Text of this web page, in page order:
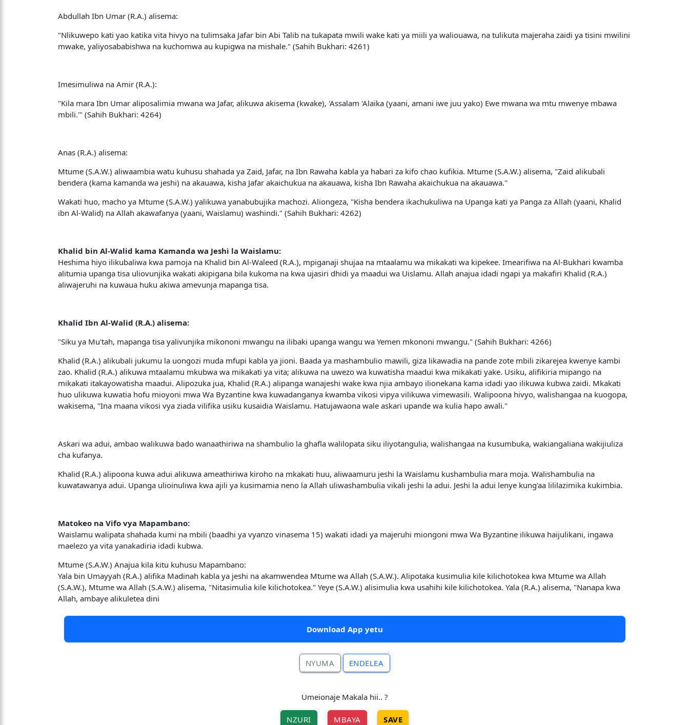
Abdullah Ibn Umar (R.A.) alisema:
"Nlikuwepo kati yao katika vita hivyo na tulimsaka Jafar bin Abi Talib na tukapata mwili wake kati ya miili ya waliouawa, na tulikuta majeraha zaidi ya tisini mwilini
mwake, yaliyosababishwa na kuchomwa au kupigwa na mishale." (Sahih Bukhari: 4261)
Imesimuliwa na Amir (R.A.):
"Kila mara Ibn Umar aliposalimia mwana wa Jafar, alikuwa akisema (kwake), 'Assalam 'Alaika (yaani, amani iwe juu yako) Ewe mwana wa mtu mwenye mbawa
mbili.'" (Sahih Bukhari: 4264)
Anas (R.A.) alisema:
Mtume (S.A.W.) aliwaambia watu kuhusu shahada ya Zaid, Jafar, na Ibn Rawaha kabla ya habari za kifo chao kufikia. Mtume (S.A.W.) alisema, "Zaid alikubali
bendera (kama kamanda wa jeshi) na akauawa, kisha Jafar akaichukua na akauawa, kisha Ibn Rawaha akaichukua na akauawa."
Wakati huo, macho ya Mtume (S.A.W.) yalikuwa yanabubujika machozi. Aliongeza, "Kisha bendera ikachukuliwa na Upanga kati ya Panga za Allah (yaani, Khalid
ibn Al-Walid) na Allah akawafanya (yaani, Waislamu) washindi." (Sahih Bukhari: 4262)
Khalid bin Al-Walid kama Kamanda wa Jeshi la Waislamu:
Heshima hiyo ilikubaliwa kwa pamoja na Khalid bin Al-Waleed (R.A.), mpiganaji shujaa na mtaalamu wa mikakati wa kipekee. Imearifiwa na Al-Bukhari kwamba
alitumia upanga tisa uliovunjika wakati akipigana bila kukoma na kwa ujasiri dhidi ya maadui wa Uislamu. Allah anajua idadi ngapi ya makafiri Khalid (R.A.)
aliwajeruhi na kuwaua huku akiwa amevunja mapanga tisa.
Khalid Ibn Al-Walid (R.A.) alisema:
"Siku ya Mu'tah, mapanga tisa yalivunjika mikononi mwangu na ilibaki upanga wangu wa Yemen mkononi mwangu." (Sahih Bukhari: 4266)
Khalid (R.A.) alikubali jukumu la uongozi muda mfupi kabla ya jioni. Baada ya mashambulio mawili, giza likawadia na pande zote mbili zikarejea kwenye kambi
zao. Khalid (R.A.) alikuwa mtaalamu mkubwa wa mikakati ya vita; alikuwa na uwezo wa kuwatisha maadui kwa mikakati yake. Usiku, alifikiria mipango na
mikakati itakayowatisha maadui. Alipozuka jua, Khalid (R.A.) alipanga wanajeshi wake kwa njia ambayo ilionekana kama idadi yao ilikuwa kubwa zaidi. Mkakati
huo ulikuwa kuwatia hofu mioyoni mwa Wa Byzantine kwa kuwadanganya kwamba vikosi vipya vilikuwa vimewasili. Walipoona hivyo, walishangaa na kuogopa,
wakisema, "Ina maana vikosi vya ziada vilifika usiku kusaidia Waislamu. Hatujawaona wale askari upande wa kulia hapo awali."
Askari wa adui, ambao walikuwa bado wanaathiriwa na shambulio la ghafla walilopata siku iliyotangulia, walishangaa na kusumbuka, wakiangaliana wakijiuliza
cha kufanya.
Khalid (R.A.) alipoona kuwa adui alikuwa ameathiriwa kiroho na mkakati huu, aliwaamuru jeshi la Waislamu kushambulia mara moja. Walishambulia na
kuwatawanya adui. Upanga ulioinuliwa kwa ajili ya kusimamia neno la Allah uliwashambulia vikali jeshi la adui. Jeshi la adui lenye kung'aa lililazimika kukimbia.
Matokeo na Vifo vya Mapambano:
Waislamu walipata shahada kumi na mbili (baadhi ya vyanzo vinasema 15) wakati idadi ya majeruhi miongoni mwa Wa Byzantine ilikuwa haijulikani, ingawa
maelezo ya vita yanakadiria idadi kubwa.
Mtume (S.A.W.) Anajua kila kitu kuhusu Mapambano:
Yala bin Umayyah (R.A.) alifika Madinah kabla ya jeshi na akamwendea Mtume wa Allah (S.A.W.). Alipotaka kusimulia kile kilichotokea kwa Mtume wa Allah
(S.A.W.), Mtume wa Allah (S.A.W.) alisema, "Nitasimulia kile kilichotokea." Yeye (S.A.W.) alisimulia kwa usahihi kile kilichotokea. Yala (R.A.) alisema, "Nanapa kwa
Allah, ambaye alikuletea dini
Download App yetu
NYUMA ENDELEA
Umeionaje Makala hii.. ?
NZURI MBAYA SAVE